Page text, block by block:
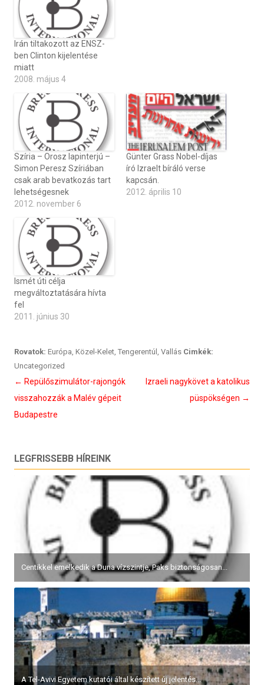
Irán tiltakozott az ENSZ-
ben Clinton kijelentése
miatt
2008. május 4
Szíria – Orosz lapinterjú –
Simon Peresz Szíriában
csak arab bevatkozás tart
lehetségesnek
2012. november 6
Günter Grass Nobel-díjas
író Izraelt bíráló verse
kapcsán.
2012. április 10
Ismét úti célja
megváltoztatására hívta
fel
2011. június 30
Rovatok: Európa, Közel-Kelet, Tengerentúl , Vallás Cimkék:
Uncategorized
Bejegyzés
navigáció
← Repülőszimulátor-rajongók
visszahozzák a Malév gépeit
Budapestre
Izraeli nagykövet a katolikus
püspökségen →
LEGFRISSEBB HÍREINK
Centikkel emelkedik a Duna vízszintje, Paks biztonságosan...
A Tel-Avivi Egyetem kutatói által készített új jelentés...